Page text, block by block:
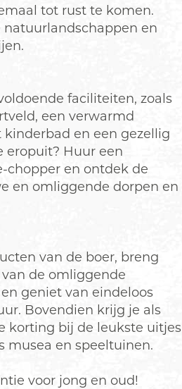
p
a
r
d
e
tot rust te komen.
en
faciliteiten, zoals
een verwarmd
en een gezellig
eropuit? Huur een
chopper en ontdek de
en omliggende dorpen en
van de boer, breng
de omliggende
geniet van eindeloos
Bovendien krijg je als
korting bij de leukste uitjes
musea en speeltuinen.
voor jong en oud!